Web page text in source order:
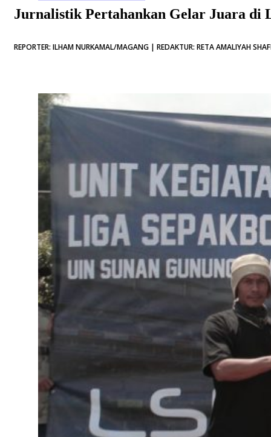
Jurnalistik Pertahankan Gelar Juara di
REPORTER: ILHAM NURKAMAL/MAGANG | REDAKTUR: RETA AMALIYAH